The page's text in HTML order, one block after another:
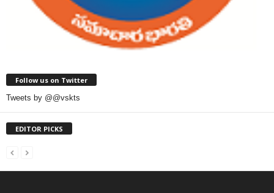
Follow us on Twitter
Tweets by @@vskts
EDITOR PICKS